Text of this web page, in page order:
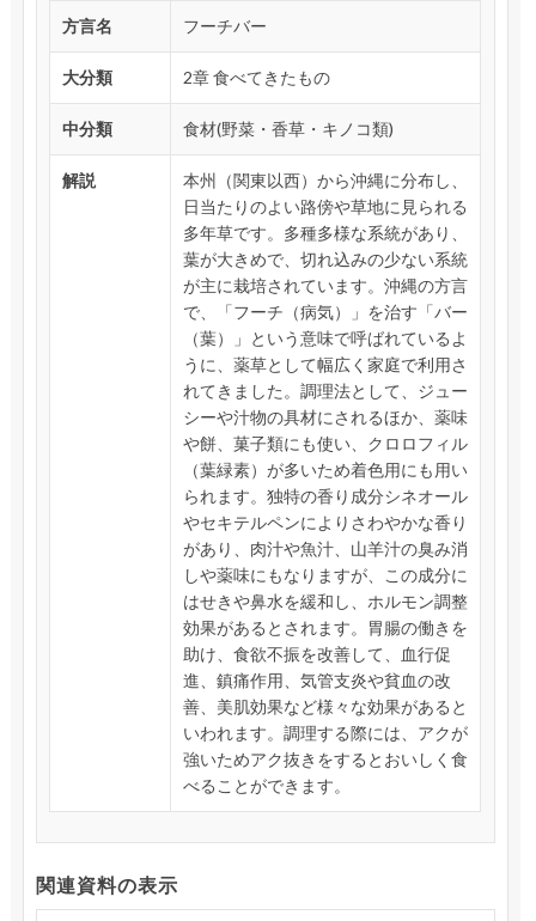
方言名 フーチバー
大分類 2章 食べてきたもの
中分類 食材(野菜・香草・キノコ類)
解説
本州（関東以西）から沖縄に分布し、
日当たりのよい路傍や草地に見られる
多年草です。多種多様な系統があり、
葉が大きめで、切れ込みの少ない系統
が主に栽培されています。沖縄の方言
で、「フーチ（病気）」を治す「バー
（葉）」という意味で呼ばれているよ
うに、薬草として幅広く家庭で利用さ
れてきました。調理法として、ジュー
シーや汁物の具材にされるほか、薬味
や餅、菓子類にも使い、クロロフィル
（葉緑素）が多いため着色用にも用い
られます。独特の香り成分シネオール
やセキテルペンによりさわやかな香り
があり、肉汁や魚汁、山羊汁の臭み消
しや薬味にもなりますが、この成分に
はせきや鼻水を緩和し、ホルモン調整
効果があるとされます。胃腸の働きを
助け、食欲不振を改善して、血行促
進、鎮痛作用、気管支炎や貧血の改
善、美肌効果など様々な効果があると
いわれます。調理する際には、アクが
強いためアク抜きをするとおいしく食
べることができます。
関連資料の表示